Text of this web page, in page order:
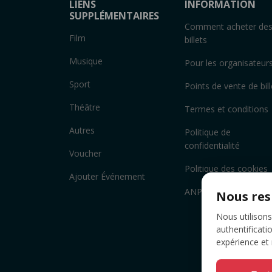
LIENS
SUPPLÉMENTAIRES
Film
Musique
Sport
Théâtre
Autres
Voucher
Ajouter Événement
INFORMATION
Comment acheter des
billets
Pour les organisateurs
Points de vente de
Termes et conditions
Politique de
confidentialité
Politique des cookies
ANPC
Nous
Nous
expérience